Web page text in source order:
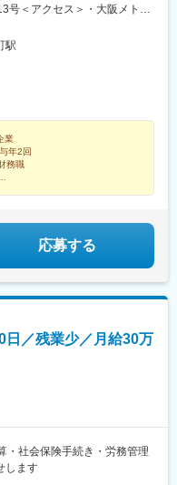
号＜アクセス＞・大阪メトロ
・大阪メトロ堺筋線「堺筋本
鶴見緑地線「松屋町駅」から
駅
業
年2回
務職
応募する
日／残業少／月給30万
・社会保険手続き・労務管理
します